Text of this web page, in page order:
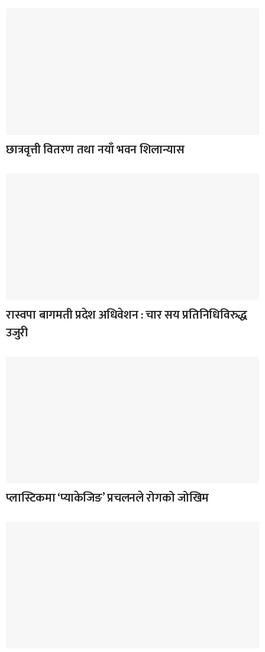
छात्रवृत्ती वितरण तथा नयाँ भवन शिलान्यास
रास्वपा बागमती प्रदेश अधिवेशन : चार सय प्रतिनिधिविरुद्ध
उजुरी
प्लास्टिकमा ‘प्याकेजिङ’ प्रचलनले रोगको जोखिम